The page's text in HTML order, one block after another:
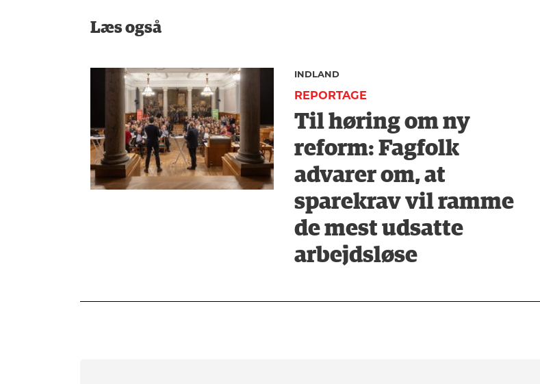
Læs også
INDLAND
REPORTAGE
Til høring om ny
reform: Fagfolk
advarer om, at
sparekrav vil ramme
de mest udsatte
arbejdsløse